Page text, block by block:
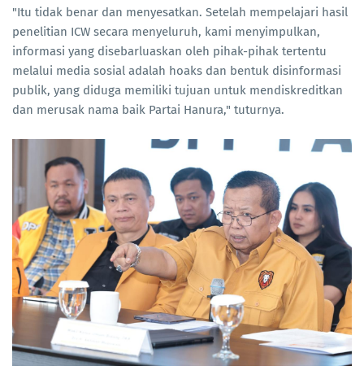
"Itu tidak benar dan menyesatkan. Setelah mempelajari hasil
penelitian ICW secara menyeluruh, kami menyimpulkan,
informasi yang disebarluaskan oleh pihak-pihak tertentu
melalui media sosial adalah hoaks dan bentuk disinformasi
publik, yang diduga memiliki tujuan untuk mendiskreditkan
dan merusak nama baik Partai Hanura," tuturnya.